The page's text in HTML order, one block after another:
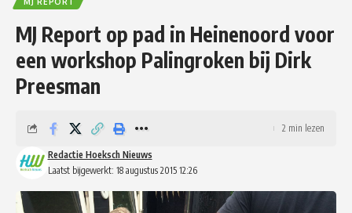
MJ Report op pad in Heinenoord voor
een workshop Palingroken bij Dirk
Preesman
Laatst bijgewerkt: 18 augustus 2015 12:26
Redactie Hoeksch Nieuws
2 min lezen